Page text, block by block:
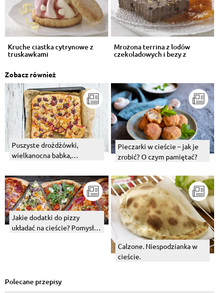
Kruche ciastka cytrynowe z
truskawkami
Mrożona terrina z lodów
czekoladowych i bezy z
Zobacz również
Puszyste drożdżówki,
wielkanocna babka,
makowiec czyli wszystko o
cieście drożdżowym.
Pieczarki w cieście – jak je
zrobić? O czym pamiętać?
Jakie dodatki do pizzy
układać na cieście? Pomysły
Calzone. Niespodzianka w
cieście.
Polecane przepisy